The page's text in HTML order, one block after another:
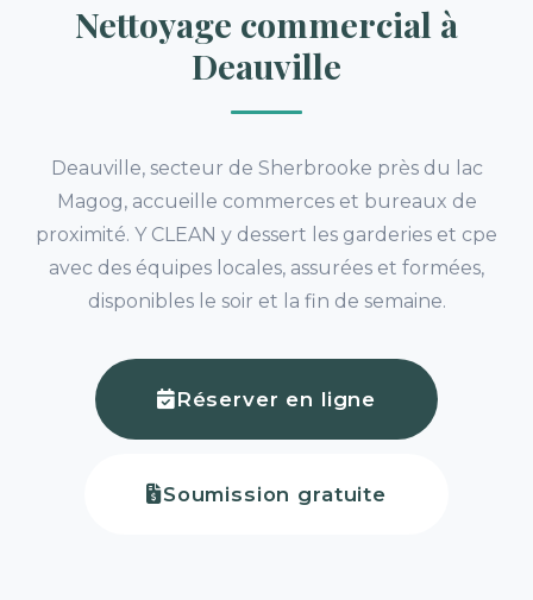
Nettoyage commercial à
Deauville
Deauville, secteur de Sherbrooke près du lac
Magog, accueille commerces et bureaux de
proximité. Y CLEAN y dessert les garderies et cpe
avec des équipes locales, assurées et formées,
disponibles le soir et la fin de semaine.
Réserver en ligne
Soumission gratuite